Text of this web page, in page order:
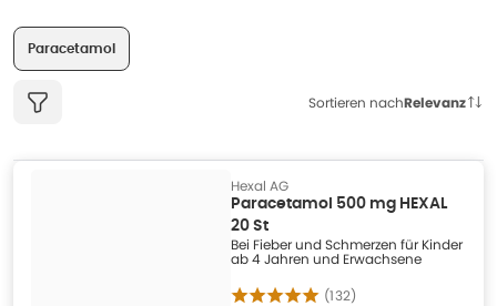
Paracetamol
Sortieren nachRelevanz
Hexal AG
Paracetamol 500 mg HEXAL
20 St
Bei Fieber und Schmerzen für Kinder
ab 4 Jahren und Erwachsene
(132)